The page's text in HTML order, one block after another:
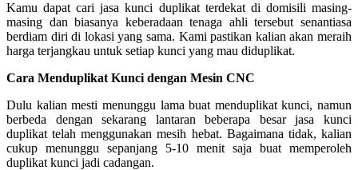
Kamu dapat cari jasa kunci duplikat terdekat di domisili masing-
masing dan biasanya keberadaan tenaga ahli tersebut senantiasa
berdiam diri di lokasi yang sama. Kami pastikan kalian akan meraih
harga terjangkau untuk setiap kunci yang mau diduplikat.
Cara Menduplikat Kunci dengan Mesin CNC
Dulu kalian mesti menunggu lama buat menduplikat kunci, namun
berbeda dengan sekarang lantaran beberapa besar jasa kunci
duplikat telah menggunakan mesih hebat. Bagaimana tidak, kalian
cukup menunggu sepanjang 5-10 menit saja buat memperoleh
duplikat kunci jadi cadangan.